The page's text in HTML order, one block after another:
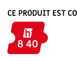
CE PRODUIT EST